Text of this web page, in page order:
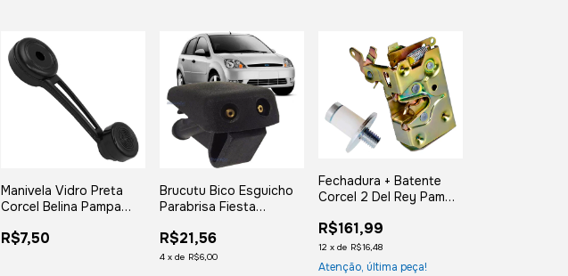
Manivela Vidro Preta
Corcel Belina Pampa
R$7,50
Brucutu Bico Esguicho
Parabrisa Fiesta
2012
R$21,56
4 xde R$6,00
Fechadura + Batente
Corcel 2 Del Rey Pampa
R$161,99
12 xde R$16,48
Atenção, última peça!